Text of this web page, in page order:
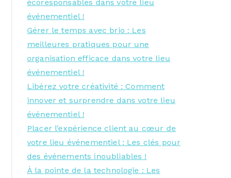
écoresponsables dans votre lieu
événementiel !
Gérer le temps avec brio : Les
meilleures pratiques pour une
organisation efficace dans votre lieu
événementiel !
Libérez votre créativité : Comment
innover et surprendre dans votre lieu
événementiel !
Placer l’expérience client au cœur de
votre lieu événementiel : Les clés pour
des événements inoubliables !
À la pointe de la technologie : Les